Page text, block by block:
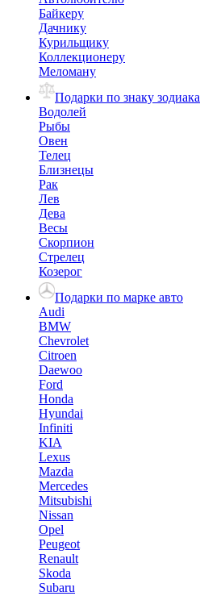
Байкеру
Дачнику
Курильщику
Коллекционеру
Меломану
Подарки по знаку зодиака
Водолей
Рыбы
Овен
Телец
Близнецы
Рак
Лев
Дева
Весы
Скорпион
Стрелец
Козерог
Подарки по марке авто
Audi
BMW
Chevrolet
Citroen
Daewoo
Ford
Honda
Hyundai
Infiniti
KIA
Lexus
Mazda
Mercedes
Mitsubishi
Nissan
Opel
Peugeot
Renault
Skoda
Subaru